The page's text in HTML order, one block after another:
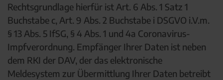
Rechtsgrundlage hierfür ist Art. 6 Abs. 1 Satz 1
Buchstabe c, Art. 9 Abs. 2 Buchstabe i DSGVO i.V.m.
§ 13 Abs. 5 IfSG, § 4 Abs. 1 und 4a Coronavirus-
Impfverordnung. Empfänger Ihrer Daten ist neben
dem RKI der DAV, der das elektronische
Meldesystem zur Übermittlung Ihrer Daten betreibt